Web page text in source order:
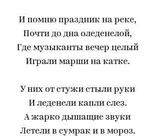
И помню праздник на реке,
Почти до дна оледенелой,
Где музыканты вечер целый
Играли марши на катке.
У них от стужи стыли руки
И леденели капли слез.
А жарко дышащие звуки
Летели в сумрак и в мороз.